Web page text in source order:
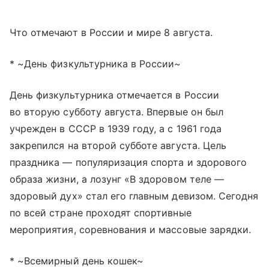
Что отмечают в России и мире 8 августа.
* ~День физкультурника в России~
День физкультурника отмечается в России
во вторую субботу августа. Впервые он был
учрежден в СССР в 1939 году, а с 1961 года
закрепился на второй субботе августа. Цель
праздника — популяризация спорта и здорового
образа жизни, а лозунг «В здоровом теле —
здоровый дух» стал его главным девизом. Сегодня
по всей стране проходят спортивные
мероприятия, соревнования и массовые зарядки.
* ~Всемирный день кошек~